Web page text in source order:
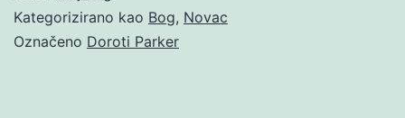
Kategorizirano kao Bog, Novac
Označeno Doroti Parker